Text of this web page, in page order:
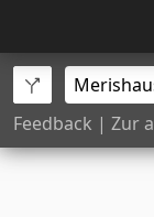
Feedback | Zur